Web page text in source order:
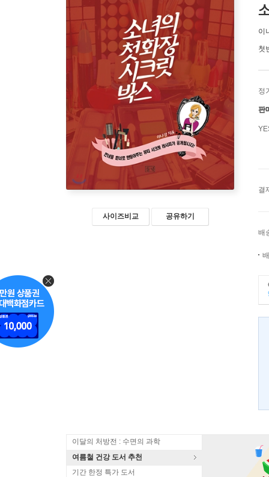
사이즈비교 공유하기
이
첫
정
판
결
배
이달의 처방전 : 수면의 과학
여름철 건강 도서 추천
기간 한정 특가 도서